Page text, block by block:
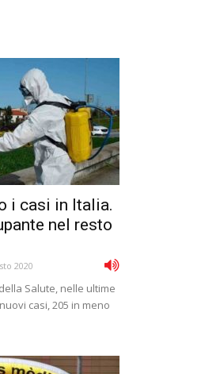
i casi in Italia.
nel resto
2020
Salute, nelle ultime
casi, 205 in meno